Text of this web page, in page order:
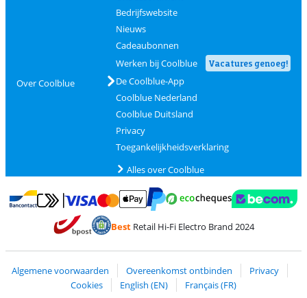
Over Coolblue
Bedrijfswebsite
Nieuws
Cadeaubonnen
Werken bij Coolblue
Vacatures genoeg!
De Coolblue-App
Coolblue Nederland
Coolblue Duitsland
Privacy
Toegankelijkheidsverklaring
Alles over Coolblue
Betalen met Bancontact
Betalen met MasterCard en Visa via ClickToPay
Betalen met PayPal
BestRetail Hi-Fi Electro Brand 2024
Algemene voorwaarden Overeenkomst ontbinden
Privacy
Cookies
English (EN)
Français (FR)